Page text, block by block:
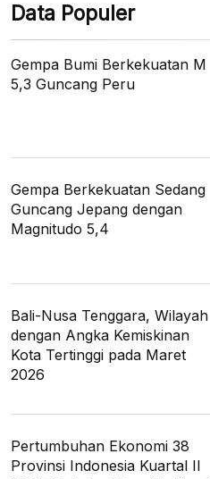
Data Populer
Gempa Bumi Berkekuatan M
5,3 Guncang Peru
Gempa Berkekuatan Sedang
Guncang Jepang dengan
Magnitudo 5,4
Bali-Nusa Tenggara, Wilayah
dengan Angka Kemiskinan
Kota Tertinggi pada Maret
2026
Pertumbuhan Ekonomi 38
Provinsi Indonesia Kuartal II